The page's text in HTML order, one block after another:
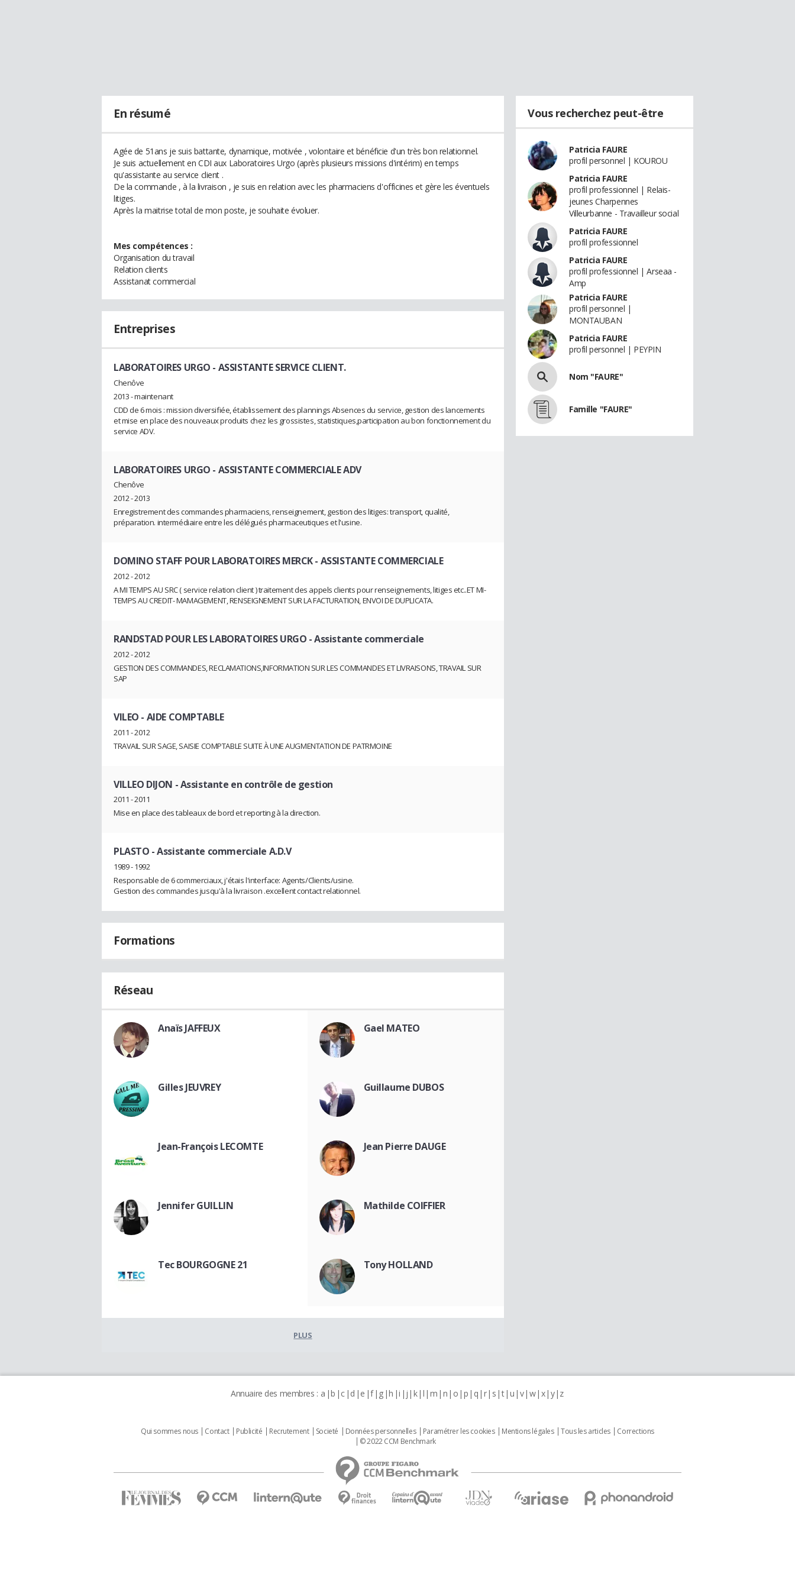
En résumé
Agée de 51ans je suis battante, dynamique, motivée , volontaire et bénéficie d'un très bon relationnel.
Je suis actuellement en CDI aux Laboratoires Urgo (après plusieurs missions d'intérim) en temps
qu'assistante au service client .
De la commande , à la livraison , je suis en relation avec les pharmaciens d'officines et gère les éventuels
litiges.
Après la maitrise total de mon poste, je souhaite évoluer.
Mes compétences :
Organisation du travail
Relation clients
Assistanat commercial
Entreprises
LABORATOIRES URGO - ASSISTANTE SERVICE CLIENT.
Chenôve
2013 - maintenant
CDD de 6 mois : mission diversifiée, établissement des plannings Absences du service, gestion des lancements
et mise en place des nouveaux produits chez les grossistes, statistiques,participation au bon fonctionnement du
service ADV.
LABORATOIRES URGO - ASSISTANTE COMMERCIALE ADV
Chenôve
2012 - 2013
Enregistrement des commandes pharmaciens, renseignement, gestion des litiges: transport, qualité,
préparation. intermédiaire entre les délégués pharmaceutiques et l'usine.
DOMINO STAFF POUR LABORATOIRES MERCK- ASSISTANTE COMMERCIALE
2012 - 2012
A MI TEMPS AU SRC ( service relation client ) traitement des appels clients pour renseignements, litiges etc..ET MI-
TEMPS AU CREDIT- MAMAGEMENT, RENSEIGNEMENT SUR LA FACTURATION, ENVOI DE DUPLICATA.
RANDSTAD POUR LES LABORATOIRES URGO - Assistante commerciale
2012 - 2012
GESTION DES COMMANDES, RECLAMATIONS,INFORMATION SUR LES COMMANDES ET LIVRAISONS, TRAVAIL SUR
SAP
VILEO - AIDE COMPTABLE
2011 - 2012
TRAVAIL SUR SAGE, SAISIE COMPTABLE SUITE À UNE AUGMENTATION DE PATRMOINE
VILLEO DIJON - Assistante en contrôle de gestion
2011 - 2011
Mise en place des tableaux de bord et reporting à la direction.
PLASTO - Assistante commerciale A.D.V
1989 - 1992
Responsable de 6 commerciaux, j'étais l'interface: Agents/Clients/usine.
Gestion des commandes jusqu'à la livraison .excellent contact relationnel.
Formations
Réseau
Anaïs JAFFEUX Gael MATEO
Gilles JEUVREY Guillaume DUBOS
Jean-François LECOMTE Jean Pierre DAUGE
Jennifer GUILLIN Mathilde COIFFIER
Tec BOURGOGNE 21 Tony HOLLAND
PLUS
Vous recherchez peut-être
Patricia FAURE
profil personnel | KOUROU
Patricia FAURE
profil professionnel | Relais-
jeunes Charpennes
Villeurbanne - Travailleur social
Patricia FAURE
profil professionnel
Patricia FAURE
profil professionnel | Arseaa -
Amp
Patricia FAURE
profil personnel |
MONTAUBAN
Patricia FAURE
profil personnel | PEYPIN
Nom "FAURE"
Famille "FAURE"
Annuaire des membres : a b c d e f g h i j k l m n o p q r s t u v w x y z
Qui sommes nous Contact Publicité Recrutement Societé Données personnelles Paramétrer les cookies Mentions légales Tous les articles
Corrections
© 2022 CCM Benchmark